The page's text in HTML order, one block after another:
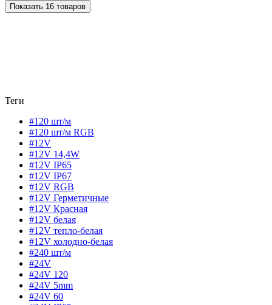
Показать 16 товаров
Теги
#120 шт/м
#120 шт/м RGB
#12V
#12V 14,4W
#12V IP65
#12V IP67
#12V RGB
#12V Герметичные
#12V Красная
#12V белая
#12V тепло-белая
#12V холодно-белая
#240 шт/м
#24V
#24V 120
#24V 5mm
#24V 60